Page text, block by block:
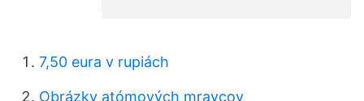
7,50 eura v rupiách
Obrázky atómových mravcov